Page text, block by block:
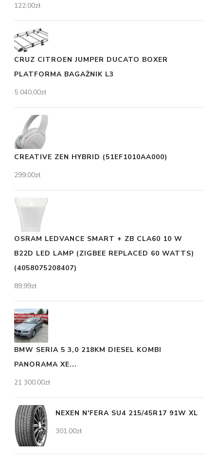
122,00zł
CRUZ CITROEN JUMPER DUCATO BOXER
PLATFORMA BAGAŻNIK L3
5 040,00zł
CREATIVE ZEN HYBRID (51EF1010AA000)
299,00zł
OSRAM LEDVANCE SMART + ZB CLA60 10 W
B22D LED LAMP (ZIGBEE REPLACED 60 WATTS)
(4058075208407)
89,99zł
BMW SERIA 5 3,0 218KM DIESEL KOMBI
PANORAMA XE...
21 300,00zł
NEXEN N'FERA SU4 215/45R17 91W XL
301,00zł